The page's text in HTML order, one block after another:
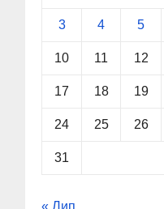
3 4 5
10 11 12
17 18 19
24 25 26
31